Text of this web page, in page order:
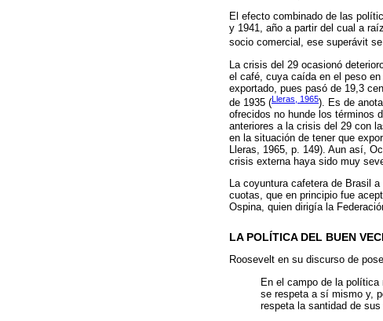
El efecto combinado de las
y 1941, año a partir del cual a
socio comercial, ese superávit
La crisis del 29 ocasionó
el café, cuya caída en el peso
exportado, pues pasó de 19,3
de 1935 (Lleras, 1965). Es de
ofrecidos no hunde los términos
anteriores a la crisis del 29 con
en la situación de tener que
Lleras, 1965, p. 149). Aun así,
crisis externa haya sido muy
La coyuntura cafetera de Brasil
cuotas, que en principio fue
Ospina, quien dirigía la
LA POLÍTICA DEL BUEN
Roosevelt en su discurso de
En el campo de la
se respeta a sí mismo y,
respeta la santidad de